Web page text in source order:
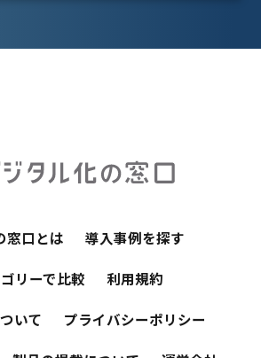
窓口とは 導入事例を探す
リーで比較 利用規約
いて プライバシーポリシー